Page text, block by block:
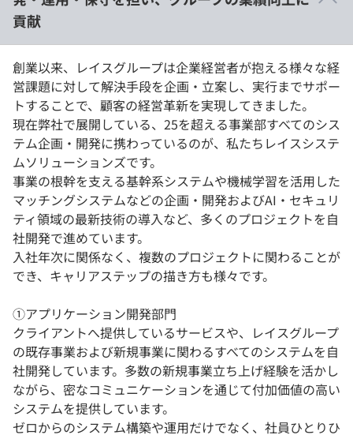
契約内容・クーポン
貢献
創業以来、レイスグループは企業経営者が抱える様々な経
営課題に対して解決手段を企画・立案し、実行までサポー
トすることで、顧客の経営革新を実現してきました。
現在弊社で展開している、25を超える事業部すべてのシス
テム企画・開発に携わっているのが、私たちレイスシステ
ムソリューションズです。
事業の根幹を支える基幹系システムや機械学習を活用した
マッチングシステムなどの企画・開発およびAI・セキュリ
ティ領域の最新技術の導入など、多くのプロジェクトを自
社開発で進めています。
入社年次に関係なく、複数のプロジェクトに関わることが
でき、キャリアステップの描き方も様々です。
①アプリケーション開発部門
クライアントへ提供しているサービスや、レイスグループ
の既存事業および新規事業に関わるすべてのシステムを自
社開発しています。多数の新規事業立ち上げ経験を活かし
ながら、密なコミュニケーションを通じて付加価値の高い
システムを提供しています。
ゼロからのシステム構築や運用だけでなく、社員ひとりひ